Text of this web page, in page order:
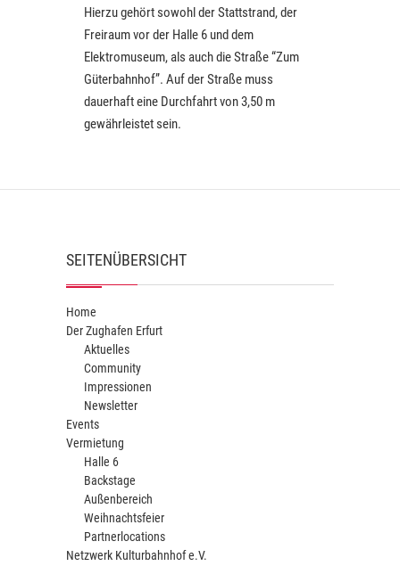
Hierzu gehört sowohl der Stattstrand, der
Freiraum vor der Halle 6 und dem
Elektromuseum, als auch die Straße “Zum
Güterbahnhof”. Auf der Straße muss
dauerhaft eine Durchfahrt von 3,50 m
gewährleistet sein.
SEITENÜBERSICHT
Home
Der Zughafen Erfurt
Aktuelles
Community
Impressionen
Newsletter
Events
Vermietung
Halle 6
Backstage
Außenbereich
Weihnachtsfeier
Partnerlocations
Netzwerk Kulturbahnhof e.V.